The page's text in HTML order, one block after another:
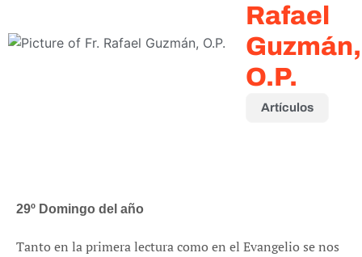
29º Domingo del año
Tanto en la primera lectura como en el Evangelio se nos
Rafael
Guzmán,
O.P.
Artículos